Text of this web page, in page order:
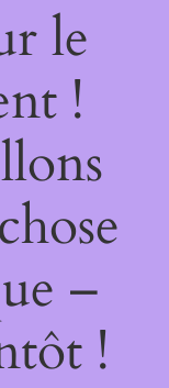
le
!
–
!